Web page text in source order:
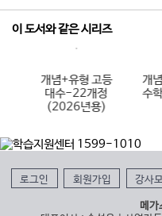
이 도서와 같은 시리즈
개념+유형 고등
대수-22개정
(2026년용)
개
수
로그인 회원가입 강사
메가